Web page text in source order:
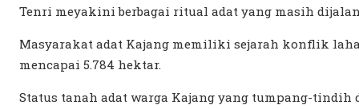
Tenri meyakini berbagai ritual adat yang masih
Masyarakat adat Kajang memiliki sejarah konflik
mencapai 5.784 hektar.
Status tanah adat warga Kajang yang tumpang-tindih